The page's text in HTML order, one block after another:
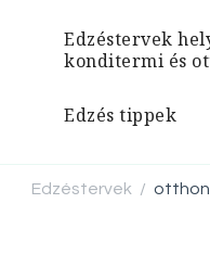
Edzéstervek
konditermi és
Edzés tippek
Edzéstervek /